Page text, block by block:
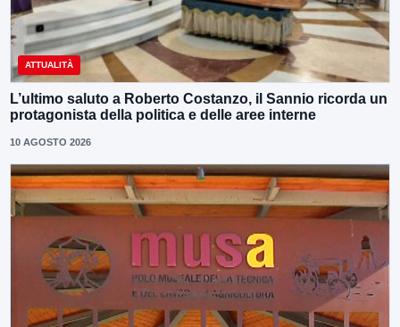
ATTUALITÀ
L’ultimo saluto a Roberto Costanzo, il Sannio ricorda un
protagonista della politica e delle aree interne
10 AGOSTO 2026